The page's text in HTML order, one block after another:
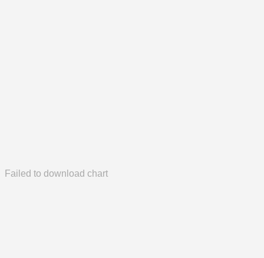
Failed to download chart